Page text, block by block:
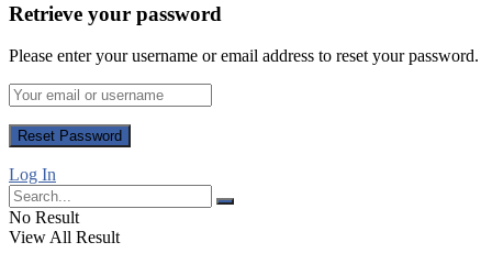
Retrieve your password
Please enter your username or email address to reset your password.
Log In
No Result
View All Result